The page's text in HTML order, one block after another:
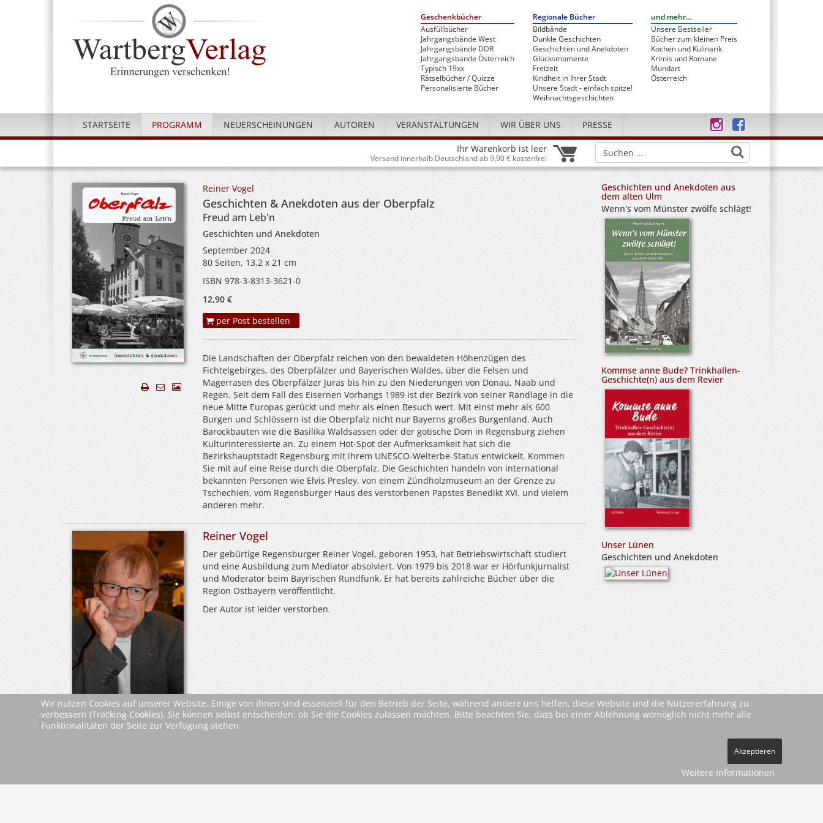
Geschenkbücher
Ausfüllbücher
Jahrgangsbände West
Jahrgangsbände DDR
Jahrgangsbände Österreich
Typisch 19xx
Rätselbücher / Quizze
Personalisierte Bücher
Regionale Bücher
Bildbände
Dunkle Geschichten
Geschichten und Anekdoten
Glücksmomente
Freizeit
Kindheit in Ihrer Stadt
Unsere Stadt - einfach spitze!
Weihnachtsgeschichten
und mehr...
Unsere Bestseller
Bücher zum kleinen Preis
Kochen und Kulinarik
Krimis und Romane
Mundart
Österreich
STARTSEITE PROGRAMM NEUERSCHEINUNGEN AUTOREN VERANSTALTUNGEN WIR ÜBER UNS PRESSE
Ihr Warenkorb ist leer
Versand innerhalb Deutschland ab 9,90 € kostenfrei
Reiner Vogel
Geschichten & Anekdoten aus der Oberpfalz
Freud am Leb'n
Geschichten und Anekdoten
September 2024
80 Seiten, 13,2 x 21 cm
ISBN 978-3-8313-3621-0
12,90 €
per Post bestellen
Die Landschaften der Oberpfalz reichen von den bewaldeten Höhenzügen des
Fichtelgebirges, des Oberpfälzer und Bayerischen Waldes, über die Felsen und
Magerrasen des Oberpfälzer Juras bis hin zu den Niederungen von Donau, Naab und
Regen. Seit dem Fall des Eisernen Vorhangs 1989 ist der Bezirk von seiner Randlage in die
neue Mitte Europas gerückt und mehr als einen Besuch wert. Mit einst mehr als 600
Burgen und Schlössern ist die Oberpfalz nicht nur Bayerns großes Burgenland. Auch
Barockbauten wie die Basilika Waldsassen oder der gotische Dom in Regensburg ziehen
Kulturinteressierte an. Zu einem Hot-Spot der Aufmerksamkeit hat sich die
Bezirkshauptstadt Regensburg mit ihrem UNESCO-Welterbe-Status entwickelt. Kommen
Sie mit auf eine Reise durch die Oberpfalz. Die Geschichten handeln von international
bekannten Personen wie Elvis Presley, von einem Zündholzmuseum an der Grenze zu
Tschechien, vom Regensburger Haus des verstorbenen Papstes Benedikt XVI. und vielem
anderen mehr.
Reiner Vogel
Der gebürtige Regensburger Reiner Vogel, geboren 1953, hat Betriebswirtschaft studiert
und eine Ausbildung zum Mediator absolviert. Von 1979 bis 2018 war er Hörfunkjurnalist
und Moderator beim Bayrischen Rundfunk. Er hat bereits zahlreiche Bücher über die
Region Ostbayern veröffentlicht.
Der Autor ist leider verstorben.
Leseproben &
Presseinformation
Geschichten und Anekdoten aus
dem alten Ulm
Wenn's vom Münster zwölfe schlägt!
Kommse anne Bude? Trinkhallen-
Geschichte(n) aus dem Revier
Unser Lünen
Geschichten und Anekdoten
Wir nutzen Cookies auf unserer Website. Einige von ihnen sind essenziell für den Betrieb der Seite, während andere uns helfen, diese Website und die Nutzererfahrung zu
verbessern (Tracking Cookies). Sie können selbst entscheiden, ob Sie die Cookies zulassen möchten. Bitte beachten Sie, dass bei einer Ablehnung womöglich nicht mehr alle
Funktionalitäten der Seite zur Verfügung stehen.
Akzeptieren
Weitere Informationen